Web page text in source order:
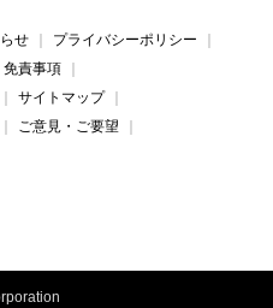
せ
プライバシーポリシー
免責事項
サイトマップ
ご意見・ご要望